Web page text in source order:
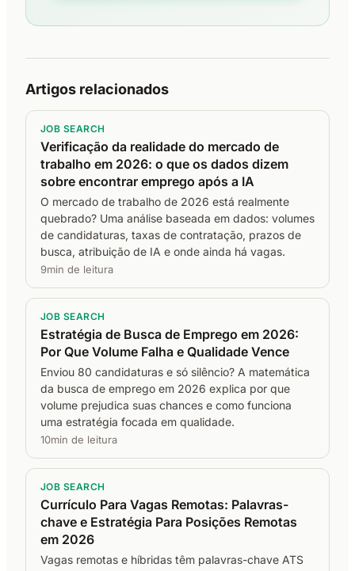
Artigos relacionados
JOB SEARCH
Verificação da realidade do mercado de
trabalho em 2026: o que os dados dizem
sobre encontrar emprego após a IA
O mercado de trabalho de 2026 está realmente
quebrado? Uma análise baseada em dados: volumes
de candidaturas, taxas de contratação, prazos de
busca, atribuição de IA e onde ainda há vagas.
9min de leitura
JOB SEARCH
Estratégia de Busca de Emprego em 2026:
Por Que Volume Falha e Qualidade Vence
Enviou 80 candidaturas e só silêncio? A matemática
da busca de emprego em 2026 explica por que
volume prejudica suas chances e como funciona
uma estratégia focada em qualidade.
10min de leitura
JOB SEARCH
Currículo Para Vagas Remotas: Palavras-
chave e Estratégia Para Posições Remotas
em 2026
Vagas remotas e híbridas têm palavras-chave ATS